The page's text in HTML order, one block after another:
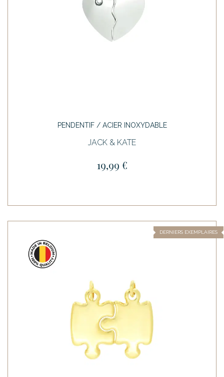
PENDENTIF / ACIER INOXYDABLE
JACK & KATE
19,99 €
DERNIERS EXEMPLAIRES